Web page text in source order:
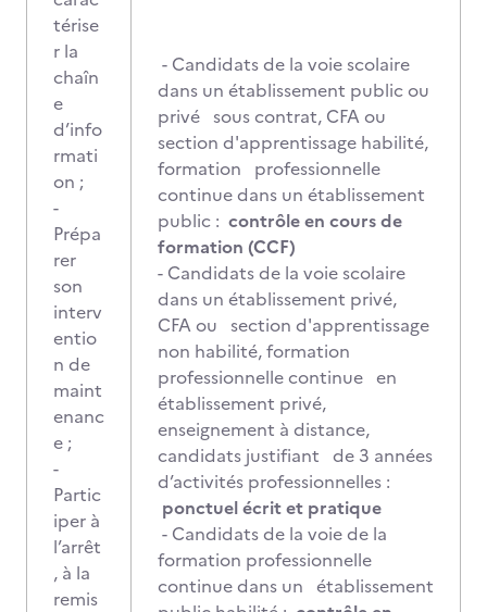
térise
r la
chaîn
e
d’info
rmati
on ;
-
Prépa
rer
son
interv
entio
n de
maint
enanc
e ;
-
Partic
iper à
l’arrêt
, à la
remis
- Candidats de la voie scolaire
dans un établissement public ou
privé sous contrat, CFA ou
section d'apprentissage habilité,
formation professionnelle
continue dans un établissement
public : contrôle en cours de
formation (CCF)
- Candidats de la voie scolaire
dans un établissement privé,
CFA ou section d'apprentissage
non habilité, formation
professionnelle continue en
établissement privé,
enseignement à distance,
candidats justifiant de 3 années
d’activités professionnelles :
ponctuel écrit et pratique
- Candidats de la voie de la
formation professionnelle
continue dans un établissement